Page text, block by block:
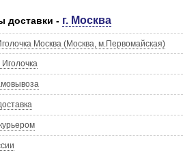
доставки - г. Москва
Москва (Москва, м.Первомайская)